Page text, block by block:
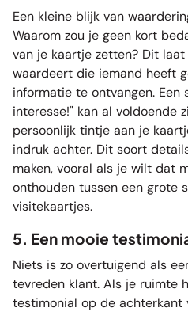
Een kleine blijk van
Waarom zou je geen kort
van je kaartje zetten? Dit
waardeert die iemand heeft
informatie te ontvangen. Een
interesse!" kan al voldoende
persoonlijk tintje aan je
indruk achter. Dit soort
maken, vooral als je wilt dat
onthouden tussen een grote
visitekaartjes.
5. Een mooie
Niets is zo overtuigend als
tevreden klant. Als je ruimte
testimonial op de achterkant